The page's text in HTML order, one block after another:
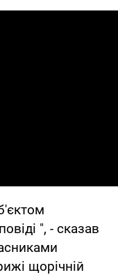
", - сказав
щорічній